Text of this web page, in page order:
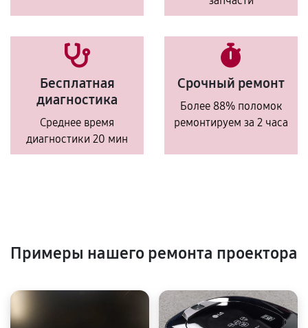
Бесплатная
диагностика
Среднее время
диагностики 20 мин
Срочный ремонт
Более 88% поломок
ремонтируем за 2 часа
Примеры нашего ремонта проектора